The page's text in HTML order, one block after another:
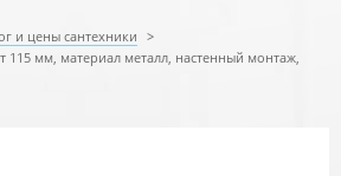
и цены сантехники >
115 мм, материал металл, настенный монтаж,